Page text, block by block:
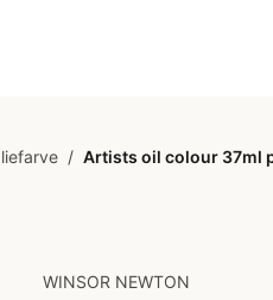
/ Artists oil colour 37ml
WINSOR NEWTON